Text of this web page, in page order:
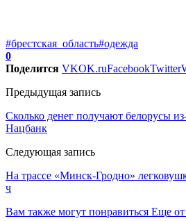
#брестская_область#одежда
0
Поделится VKOK.ruFacebookTwitter
Предыдущая запись
Сколько денег получают белорусы
Нацбанк
Следующая запись
На трассе «Минск-Гродно»
ч
Вам также могут понравиться Еще от